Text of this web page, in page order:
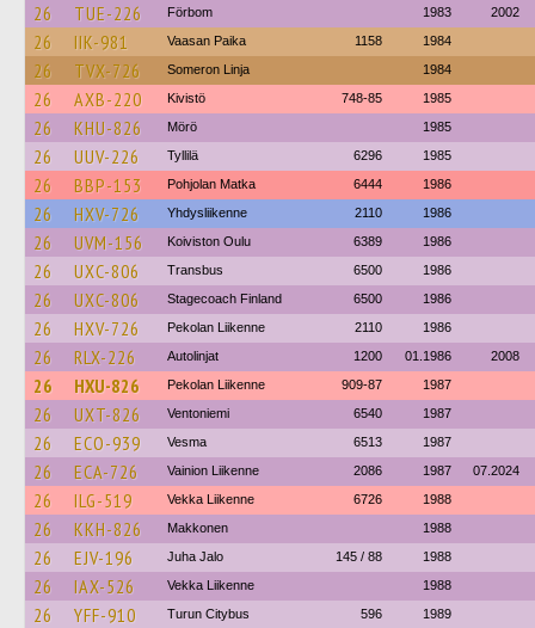
26 TUE-226 Förbom 1983 2002
26 IIK-981 Vaasan Paika 1158 1984
26 TVX-726 Someron Linja 1984
26 AXB-220 Kivistö 748-85 1985
26 KHU-826 Mörö 1985
26 UUV-226 Tyllilä 6296 1985
26 BBP-153 Pohjolan Matka 6444 1986
26 HXV-726 Yhdysliikenne 2110 1986
26 UVM-156 Koiviston Oulu 6389 1986
26 UXC-806 Transbus 6500 1986
26 UXC-806 Stagecoach Finland 6500 1986
26 HXV-726 Pekolan Liikenne 2110 1986
26 RLX-226 Autolinjat 1200 01.1986 2008
26 HXU-826 Pekolan Liikenne 909-87 1987
26 UXT-826 Ventoniemi 6540 1987
26 ECO-939 Vesma 6513 1987
26 ECA-726 Vainion Liikenne 2086 1987 07.2024
26 ILG-519 Vekka Liikenne 6726 1988
26 KKH-826 Makkonen 1988
26 EJV-196 Juha Jalo 145 / 88 1988
26 IAX-526 Vekka Liikenne 1988
26 YFF-910 Turun Citybus 596 1989